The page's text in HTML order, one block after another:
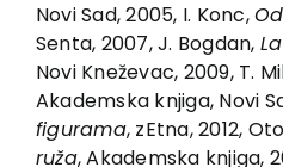
Novi Sad, 2005, I. Konc,
Senta, 2007, J. Bogdan,
Novi Kneževac, 2009, T.
Akademska knjiga, Novi
figurama, zEtna, 2012,
ruža, Akademska knjiga,